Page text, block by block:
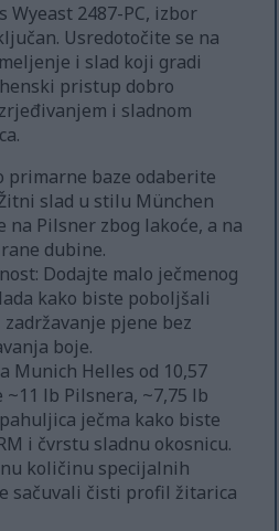
2487-PC, izbor
Usredotočite se na
i slad koji gradi
pristup dobro
i sladnom
primarne baze odaberite
slad u stilu München
na Pilsner zbog lakoće, a na
dubine.
Dodajte malo ječmenog
kako biste poboljšali
pjene bez
boje.
Munich Helles od 10,57
lb Pilsnera, ~7,75 lb
ječma kako biste
i čvrstu sladnu okosnicu.
količinu specijalnih
sačuvali čisti profil žitarica